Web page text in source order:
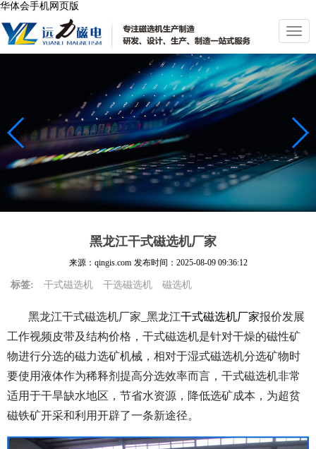
华体会手机网页版
切
换
导
航
黑龙江干式磁选机厂家
来源：qingis.com 发布时间： 2025-08-09 09:36:12
标签: 干式磁选机 干选磁选机 磁选机
黑龙江干式磁选机厂家_黑龙江干式磁选机厂家报价发展
工作视频皮带及结构价格，干式磁选机是针对干燥的磁性矿
物进行分选的磁力选矿机械，相对于湿式磁选机分选矿物时
要使用液体作为稀释剂提高分选效率而言，干式磁选机非常
适用于干旱缺水地区，节省水资源，降低选矿成本，为超贫
磁铁矿开采和利用开辟了一条新途径。